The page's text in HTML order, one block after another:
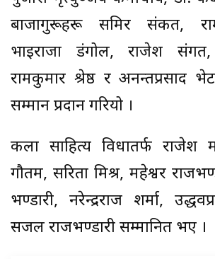
बाजागुरूहरू समिर संकत,
भाइराजा डंगोल, राजेश
रामकुमार श्रेष्ठ र अनन्तप्रसाद
सम्मान प्रदान गरियो ।
कला साहित्य विधातर्फ राजेश
गौतम, सरिता मिश्र, महेश्वर
भण्डारी, नरेन्द्रराज शर्मा,
सजल राजभण्डारी सम्मानित भए ।